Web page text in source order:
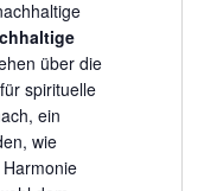
über die
spirituelle
ein
wie